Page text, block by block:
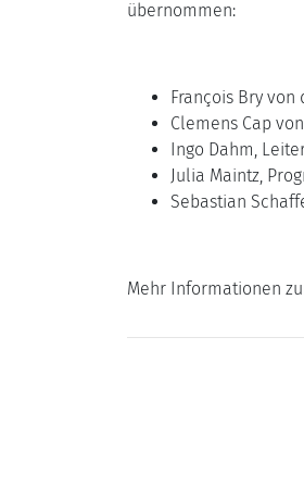
übernommen:
François Bry von
Clemens Cap
Ingo Dahm,
Julia Maintz,
Sebastian
Mehr Informationen